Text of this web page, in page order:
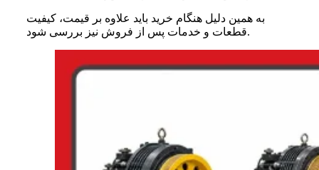
به همین دلیل هنگام خرید باید علاوه بر قیمت، کیفیت
قطعات و خدمات پس از فروش نیز بررسی شود.